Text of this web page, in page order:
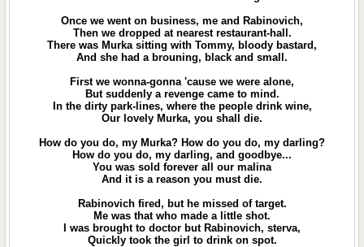
Once we went on business, me and Rabinovich,
Then we dropped at nearest restaurant-hall.
There was Murka sitting with Tommy, bloody bastard,
And she had a brouning, black and small.
First we wonna-gonna 'cause we were alone,
But suddenly a revenge came to mind.
In the dirty park-lines, where the people drink wine,
Our lovely Murka, you shall die.
How do you do, my Murka? How do you do, my darling?
How do you do, my darling, and goodbye...
You was sold forever all our malina
And it is a reason you must die.
Rabinovich fired, but he missed of target.
Me was that who made a little shot.
I was brought to doctor but Rabinovich, sterva,
Quickly took the girl to drink on spot.